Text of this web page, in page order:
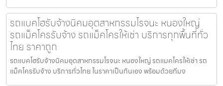
รถแบคโฮรับจ้างนิคมอุตสาหกรรมโรจนะ หนองใหญ่
รถแม็คโครรับจ้าง รถแม็คโครให้เช่า บริการทุกพื้นที่ทั่ว
ไทย ราคาถูก
รถแบคโฮรับจ้างนิคมอุตสาหกรรมโรจนะ หนองใหญ่ รถแมคโครให้เช่า รถ
แม็คโครรับจ้าง บริการทั่วไทย ในราคาเป็นกันเอง พร้อมด้วยทีมง